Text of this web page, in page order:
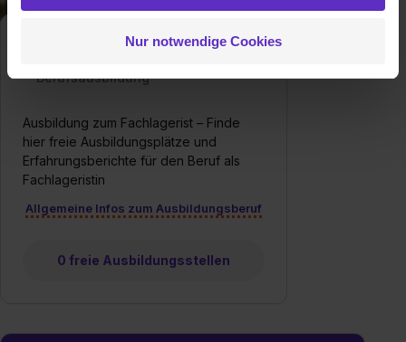
zulassen“ stimmst du dem Setzen der Cookies und der
Verwendungszwecke (ausgenommen „Notwendig“) zu. .
„Social Media und Marketing“ bist du auch damit
einverstanden, dass dir nach Setzen der Cookies externe
Inhalte (z.B. Videos oder Posts) angezeigt und hierfür
Dienste, ggfs. mit Sitz in den USA, übermittelt werden.
Einzelfall bei dem jeweiligen Inhalt erteilen. Willst du nur
Nur notwendige Cookies
Fachlagerist/in
Berufsausbildung
Ausbildung zum Fachlagerist – Finde
hier freie Ausbildungsplätze und
Erfahrungsberichte für den Beruf als
Fachlageristin
Allgemeine Infos zum Ausbildungsberuf
0 freie Ausbildungsstellen